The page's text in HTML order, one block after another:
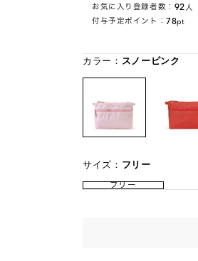
お気に入り登録者数： 92 人
付与予定ポイント：78pt
カラー： スノーピンク
サイズ： フリー
フリー